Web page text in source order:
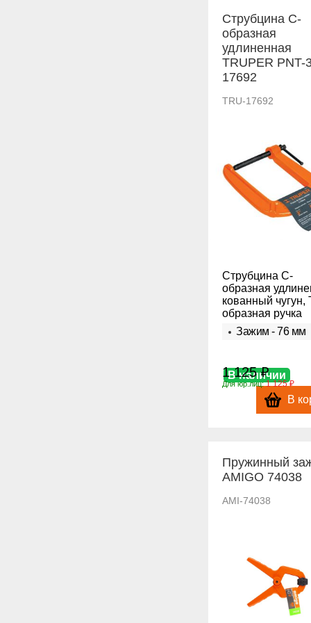
Струбцина С-
образная
удлиненная
TRUPER PNT-
17692
TRU-17692
Струбцина С-
образная
кованный чугун,
образная ручка
Зажим - 76 мм
В наличии
1 125 ₽
Для юр.лиц:1 125 ₽
В
Пружинный
AMIGO 74038
AMI-74038